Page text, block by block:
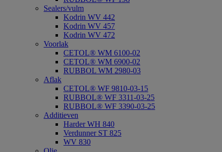
Sealers/vulm
Kodrin WV 442
Kodrin WV 457
Kodrin WV 472
Voorlak
CETOL® WM 6100-02
CETOL® WM 6900-02
RUBBOL WM 2980-03
Aflak
CETOL® WF 9810-03-15
RUBBOL® WF 3311-03-25
RUBBOL® WF 3390-03-25
Additieven
Harder WH 840
Verdunner ST 825
WV 830